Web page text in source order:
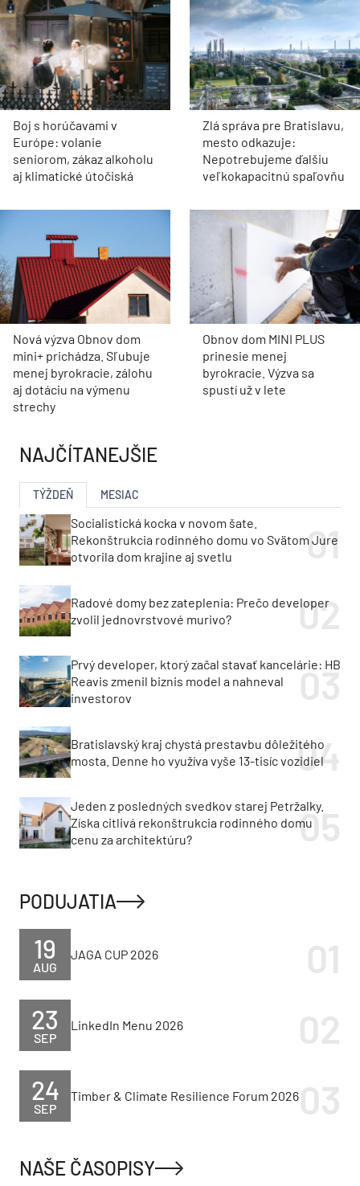
Boj s horúčavami v
Európe: volanie
seniorom, zákaz alkoholu
aj klimatické útočiská
Zlá správa pre Bratislavu,
mesto odkazuje:
Nepotrebujeme ďalšiu
veľkokapacitnú spaľovňu
Nová výzva Obnov dom
mini+ prichádza. Sľubuje
menej byrokracie, zálohu
aj dotáciu na výmenu
strechy
Obnov dom MINI PLUS
prinesie menej
byrokracie. Výzva sa
spustí už v lete
NAJČÍTANEJŠIE
TÝŽDEŇ MESIAC
Socialistická kocka v novom šate.
Rekonštrukcia rodinného domu vo Svätom Jure
otvorila dom krajine aj svetlu
Radové domy bez zateplenia: Prečo developer
zvolil jednovrstvové murivo?
Prvý developer, ktorý začal stavať kancelárie: HB
Reavis zmenil biznis model a nahneval
investorov
Bratislavský kraj chystá prestavbu dôležitého
mosta. Denne ho využíva vyše 13-tisíc vozidiel
Jeden z posledných svedkov starej Petržalky.
Získa citlivá rekonštrukcia rodinného domu
cenu za architektúru?
PODUJATIA
AUG
19 JAGA CUP 2026
SEP
23 LinkedIn Menu 2026
SEP
24 Timber & Climate Resilience Forum 2026
NAŠE ČASOPISY